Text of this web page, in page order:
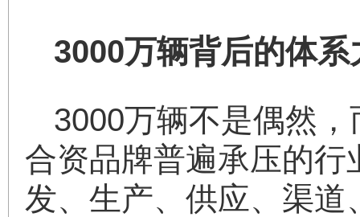
3000万辆背后的体系
3000万辆不是偶然
合资品牌普遍承压的
发、生产、供应、渠